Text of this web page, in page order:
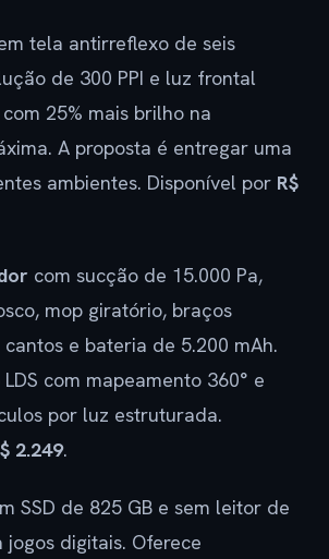
tela antirreflexo de seis
de 300 PPI e luz frontal
25% mais brilho na
A proposta é entregar uma
ambientes. Disponível por R$
com sucção de 15.000 Pa,
mop giratório, braços
e bateria de 5.200 mAh.
com mapeamento 360° e
por luz estruturada.
2.249.
SSD de 825 GB e sem leitor de
digitais. Oferece